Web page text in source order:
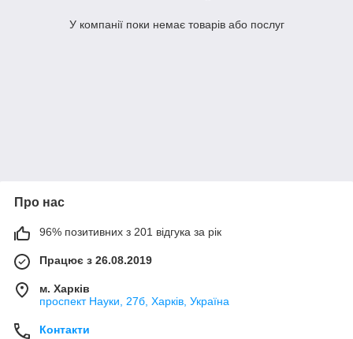
У компанії поки немає товарів або послуг
Про нас
96% позитивних з 201 відгука за рік
Працює з 26.08.2019
м. Харків
проспект Науки, 27б, Харків, Україна
Контакти